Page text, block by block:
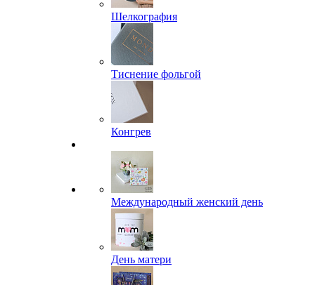
Шелкография
Тиснение фольгой
Конгрев
Международный женский день
День матери